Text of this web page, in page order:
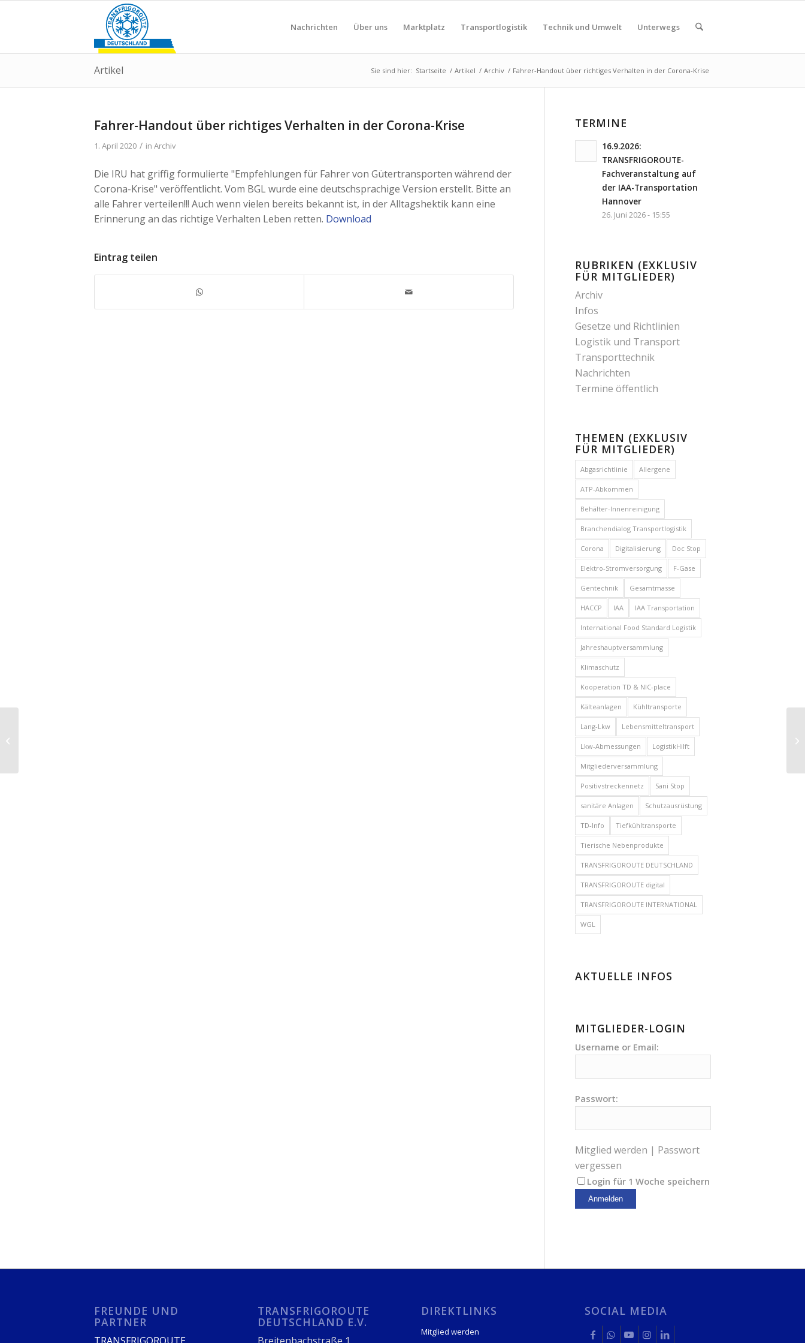
Nachrichten Über uns Marktplatz Transportlogistik Technik und Umwelt Unterwegs
Artikel Sie sind hier: Startseite / Artikel / Archiv / Fahrer-Handout über richtiges Verhalten in der Corona-Krise
Fahrer-Handout über richtiges Verhalten in der Corona-Krise
1. April 2020 / in Archiv
Die IRU hat griffig formulierte "Empfehlungen für Fahrer von Gütertransporten während der
Corona-Krise" veröffentlicht. Vom BGL wurde eine deutschsprachige Version erstellt. Bitte an
alle Fahrer verteilen!!! Auch wenn vielen bereits bekannt ist, in der Alltagshektik kann eine
Erinnerung an das richtige Verhalten Leben retten. Download
Eintrag teilen
TERMINE
16.9.2026:
TRANSFRIGOROUTE-
Fachveranstaltung auf
der IAA-Transportation
Hannover
26. Juni 2026 - 15:55
RUBRIKEN (EXKLUSIV
FÜR MITGLIEDER)
Archiv
Infos
Gesetze und Richtlinien
Logistik und Transport
Transporttechnik
Nachrichten
Termine öffentlich
THEMEN (EXKLUSIV
FÜR MITGLIEDER)
Abgasrichtlinie Allergene
ATP-Abkommen
Behälter-Innenreinigung
Branchendialog Transportlogistik
Corona Digitalisierung Doc Stop
Elektro-Stromversorgung F-Gase
Gentechnik Gesamtmasse
HACCP IAA IAA Transportation
International Food Standard Logistik
Jahreshauptversammlung
Klimaschutz
Kooperation TD & NIC-place
Kälteanlagen Kühltransporte
Lang-Lkw Lebensmitteltransport
Lkw-Abmessungen LogistikHilft
Mitgliederversammlung
Positivstreckennetz Sani Stop
sanitäre Anlagen Schutzausrüstung
TD-Info Tiefkühltransporte
Tierische Nebenprodukte
TRANSFRIGOROUTE DEUTSCHLAND
TRANSFRIGOROUTE digital
TRANSFRIGOROUTE INTERNATIONAL
WGL
AKTUELLE INFOS
MITGLIEDER-LOGIN
Username or Email:
Passwort:
Mitglied werden | Passwort
vergessen
Login für 1 Woche speichern
FREUNDE UND
PARTNER
TRANSFRIGOROUTE
DEUTSCHLAND E.V.
DIREKTLINKS
Mitglied werden
SOCIAL MEDIA